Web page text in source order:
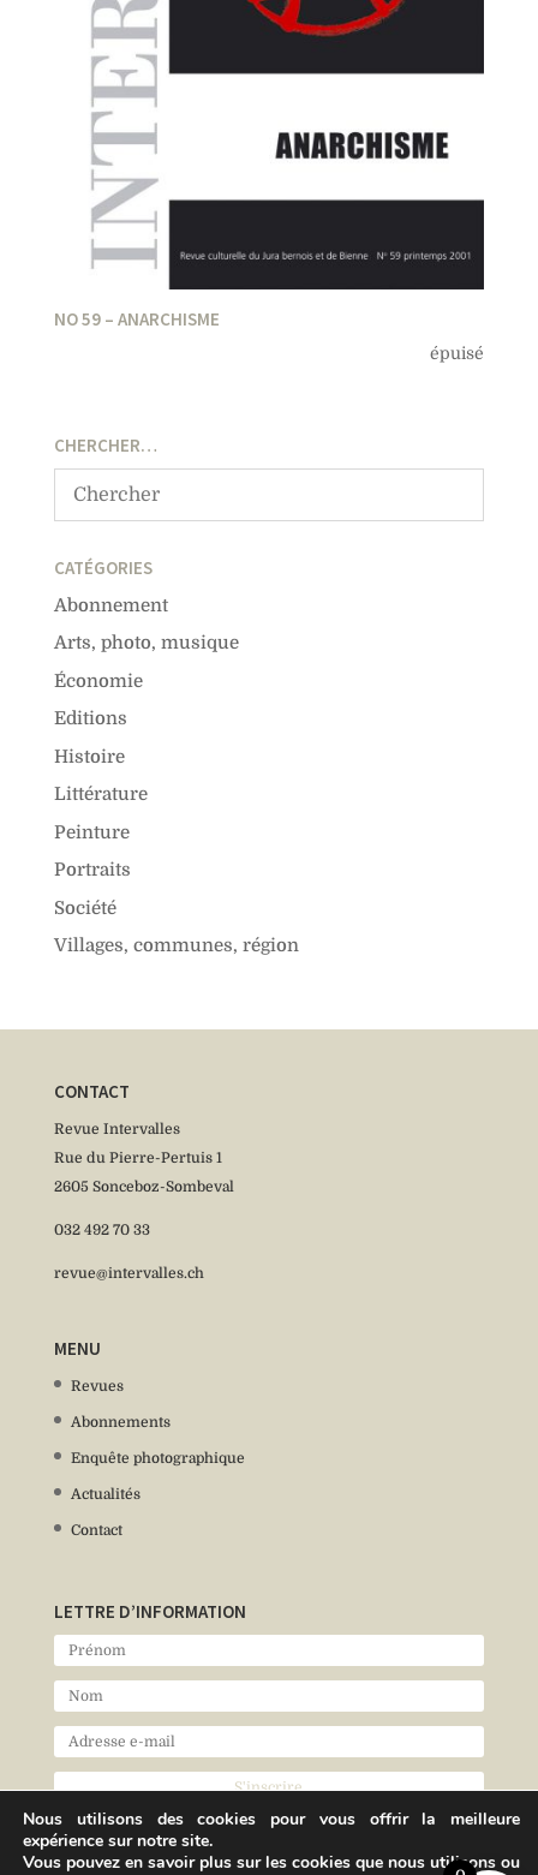
NO 59 – ANARCHISME
épuisé
CHERCHER…
CATÉGORIES
Abonnement
Arts, photo, musique
Économie
Editions
Histoire
Littérature
Peinture
Portraits
Société
Villages, communes, région
CONTACT
Revue Intervalles
Rue du Pierre-Pertuis 1
2605 Sonceboz-Sombeval
032 492 70 33
revue@intervalles.ch
MENU
Revues
Abonnements
Enquête photographique
Actualités
Contact
LETTRE D’INFORMATION
Nous utilisons des cookies pour vous offrir la meilleure
expérience sur notre site.
Vous pouvez en savoir plus sur les cookies que nous utilisons ou